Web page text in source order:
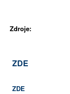
Zdroje:
ZDE
ZDE